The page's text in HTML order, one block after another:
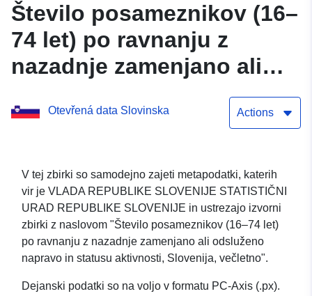
Število posameznikov (16–
74 let) po ravnanju z
nazadnje zamenjano ali
odsluženo napravo in
statusu aktivnosti,
Otevřená data Slovinska Actions
V tej zbirki so samodejno zajeti metapodatki, katerih
vir je VLADA REPUBLIKE SLOVENIJE STATISTIČNI
URAD REPUBLIKE SLOVENIJE in ustrezajo izvorni
zbirki z naslovom "Število posameznikov (16–74 let)
po ravnanju z nazadnje zamenjano ali odsluženo
napravo in statusu aktivnosti, Slovenija, večletno".
Dejanski podatki so na voljo v formatu PC-Axis (.px).